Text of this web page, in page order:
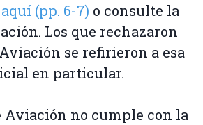
(pp. 6-7) o consulte la
Los que rechazaron
se refirieron a esa
en particular.
Aviación no cumple con la